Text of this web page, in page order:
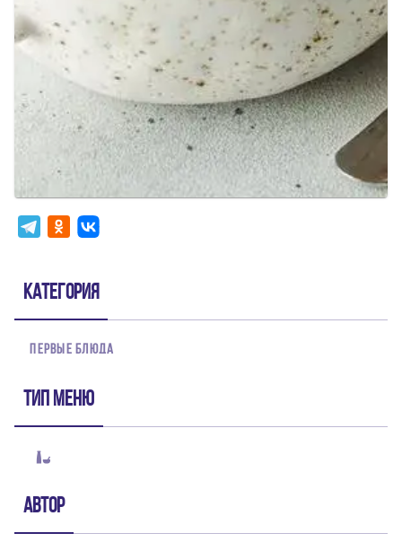
Категория
ПЕРВЫЕ БЛЮДА
Тип меню
Автор